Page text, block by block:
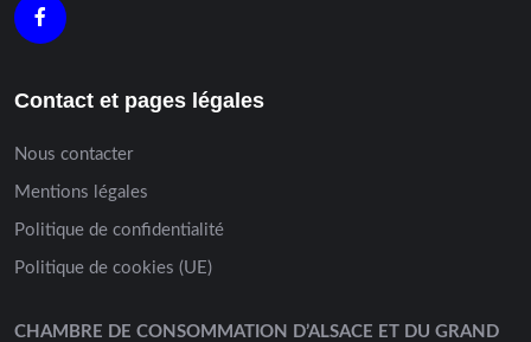
Contact et pages légales
Nous contacter
Mentions légales
Politique de confidentialité
Politique de cookies (UE)
CHAMBRE DE CONSOMMATION D’ALSACE ET DU GRAND